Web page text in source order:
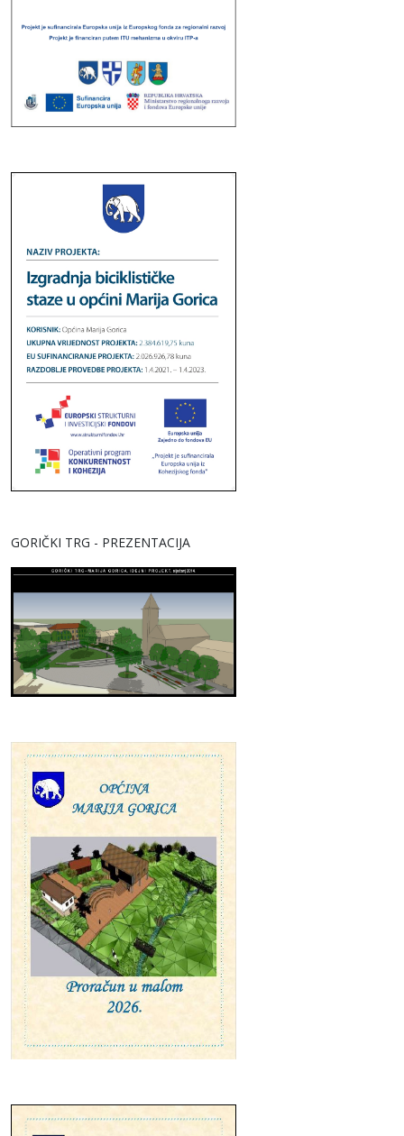
GORIČKI TRG - PREZENTACIJA